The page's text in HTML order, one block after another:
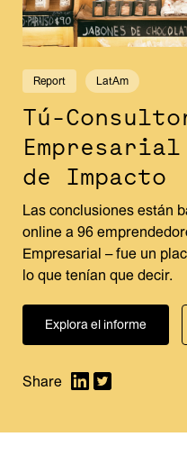
Report LatAm
Tú-
de Impacto
Las conclusiones están
online a 96
Empresarial – fue un
lo que tenían que decir.
Explora el informe